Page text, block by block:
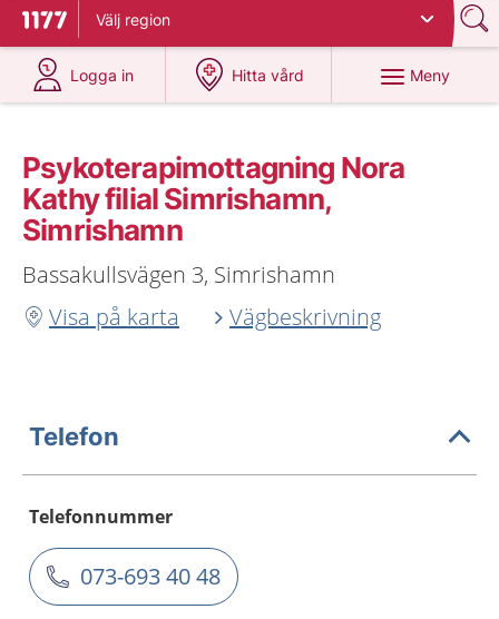
Till startsidan för 1177
Välj region
Logga in
på 1177.se
Hitta vård
på 1177.se
Meny
Psykoterapimottagning Nora
Kathy filial Simrishamn,
Simrishamn
Bassakullsvägen 3, Simrishamn
Visa på karta
Vägbeskrivning
Telefon
Telefonnummer
073-693 40 48